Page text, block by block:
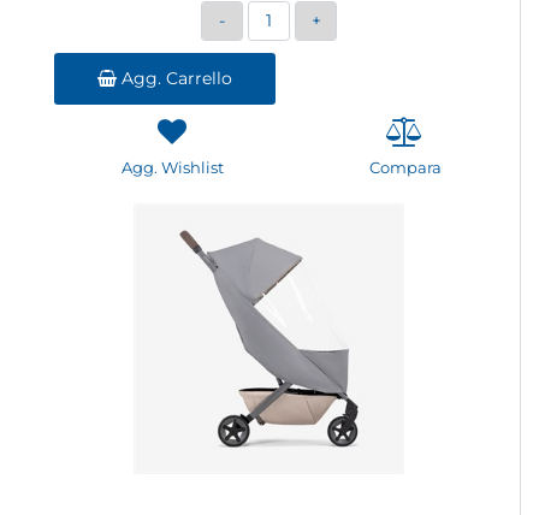
Quantità
Agg. Carrello
Agg. Wishlist Compara